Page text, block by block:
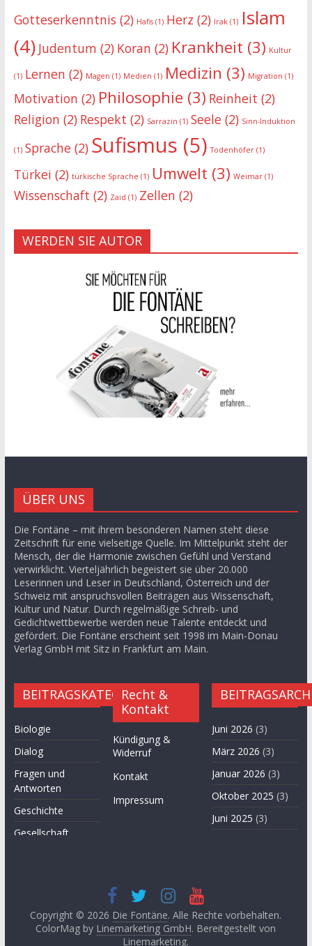
Gotteserkenntnis (2) Hafis(1) Herz (2) Irak(1) Islam
(4) Judentum (2) Koran (2) Krankheit (3) Kultur
(1) Lernen (2) Magen (1) Medien (1) Medizin (3) Migration (1)
Motivation (2) Philosophie (3) Reinheit (2)
Religion (2) Respekt (2) Sarrazin (1) Seele(2) Sinn-Induktion
(1) Sprache(2) Sufismus (5) Todenhöfer(1)
Türkei (2) türkische Sprache (1) Umwelt (3) Weimar(1)
Wissenschaft (2) Zaid (1) Zellen (2)
WERDEN SIE AUTOR
ÜBER UNS
Die Fontäne – mit ihrem besonderen Namen steht diese
Zeitschrift für eine vielseitige Quelle. Im Mittelpunkt steht der
Mensch, der die Harmonie zwischen Gefühl und Verstand
verwirklicht. Vierteljährlich begeistert sie über 20.000
Leserinnen und Leser in Deutschland, Österreich und der
Schweiz mit anspruchsvollen Beiträgen aus Wissenschaft,
Kultur und Natur. Durch regelmäßige Schreib- und
Gedichtwettbewerbe werden neue Talente entdeckt und
gefördert. Die Fontäne erscheint seit 1998 im Main-Donau
Verlag GmbH mit Sitz in Frankfurt am Main.
BEITRAGSKATEGORIEN
Biologie
Dialog
Fragen und
Antworten
Geschichte
Gesellschaft
Leitartikel von
Fethullah Gülen
Recht &
Kontakt
Kündigung &
Widerruf
Kontakt
Impressum
Juni 2026 (3)
März 2026 (3)
Januar 2026 (3)
Oktober 2025 (3)
Juni 2025 (3)
2024(3)
Juni 2024
Copyright © 2026 Die Fontäne. Alle Rechte vorbehalten.
ColorMag by Linemarketing GmbH. Bereitgestellt von
Linemarketing.